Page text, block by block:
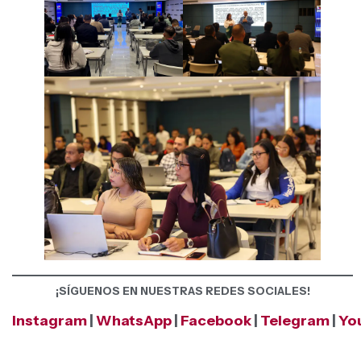
¡SÍGUENOS EN NUESTRAS REDES SOCIALES!
Instagram WhatsApp Facebook Telegram